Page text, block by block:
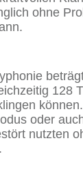
ohne
128
oder
nutzten